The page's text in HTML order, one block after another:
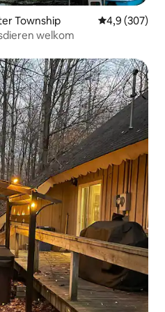
Township Gemiddelde
4,9 (307)
welkom